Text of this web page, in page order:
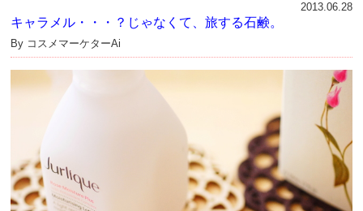
2013.06.28
キャラメル・・・？じゃなくて、旅する石鹸。
By コスメマーケターAi